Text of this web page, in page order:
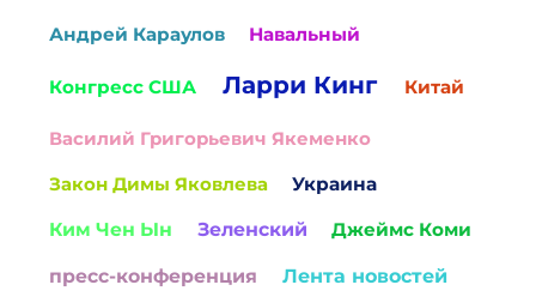
Андрей Караулов Навальный
Конгресс США Ларри Кинг Китай
Василий Григорьевич Якеменко
Закон Димы Яковлева
Украина
Ким Чен Ын Зеленский Джеймс Коми
пресс-конференция Лента новостей